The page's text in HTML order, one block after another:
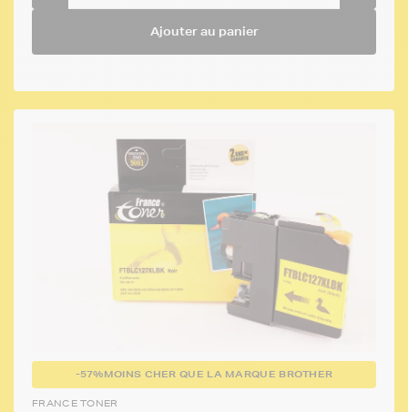
Ajouter au panier
-57%MOINS CHER QUE LA MARQUE BROTHER
FRANCE TONER